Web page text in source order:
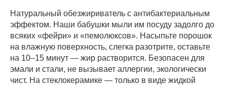
Натуральный обезжириватель с антибактериальным
эффектом. Наши бабушки мыли им посуду задолго до
всяких «фейри» и «пемолюксов». Насыпьте порошок
на влажную поверхность, слегка разотрите, оставьте
на 10–15 минут — жир растворится. Безопасен для
эмали и стали, не вызывает аллергии, экологически
чист. На стеклокерамике — только в виде жидкой